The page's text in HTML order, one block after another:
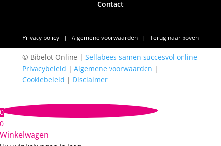
Contact
Privacy policy | Algemene voorwaarden | Terug naar boven
© Bibelot Online | Sellabees samen succesvol online
Privacybeleid | Algemene voorwaarden |
Cookiebeleid | Disclaimer
0
0
Winkelwagen